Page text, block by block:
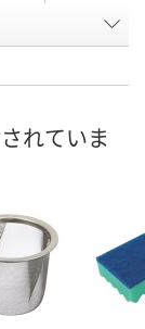
EP14044
れていま